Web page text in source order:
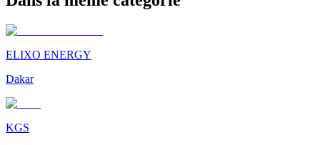
ELIXO ENERGY
Dakar
KGS